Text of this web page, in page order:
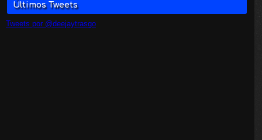
Últimos Tweets
Tweets por @deejaytrasgo